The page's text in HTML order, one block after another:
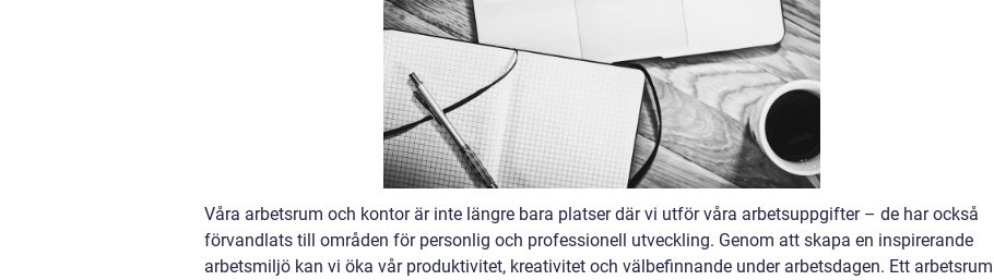
Våra arbetsrum och kontor är inte längre bara platser där vi utför våra arbetsuppgifter – de har också
förvandlats till områden för personlig och professionell utveckling. Genom att skapa en inspirerande
arbetsmiljö kan vi öka vår produktivitet, kreativitet och välbefinnande under arbetsdagen. Ett arbetsrum